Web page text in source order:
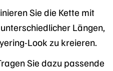
Sie die Kette mit
Längen,
Look zu kreieren.
Sie dazu passende